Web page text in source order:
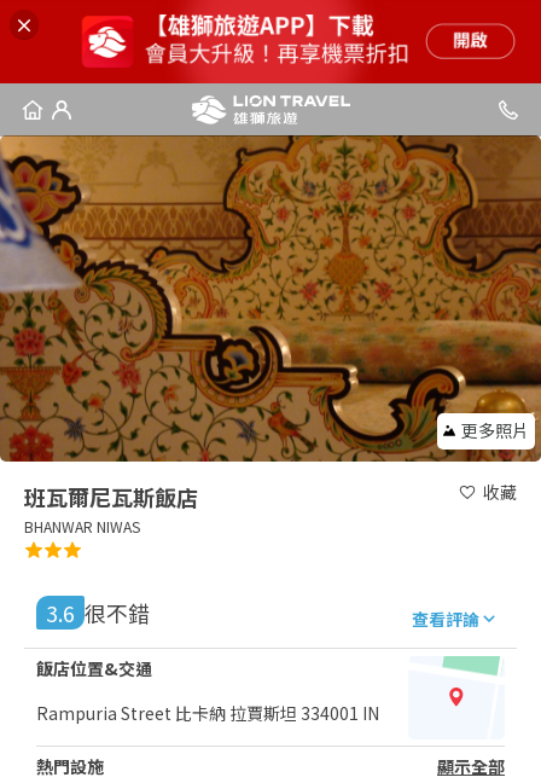
更多照片
班瓦爾尼瓦斯飯店
BHANWAR NIWAS
收藏
3.6 很不錯 查看評論
飯店位置&交通
Rampuria Street 比卡納 拉賈斯坦 334001 IN
熱門設施
顯示全部